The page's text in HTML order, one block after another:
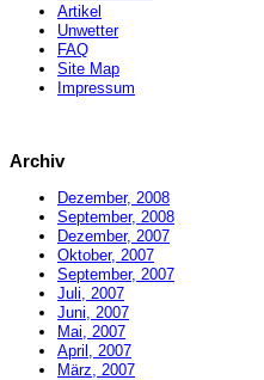
Artikel
Unwetter
FAQ
Site Map
Impressum
Archiv
Dezember, 2008
September, 2008
Dezember, 2007
Oktober, 2007
September, 2007
Juli, 2007
Juni, 2007
Mai, 2007
April, 2007
März, 2007